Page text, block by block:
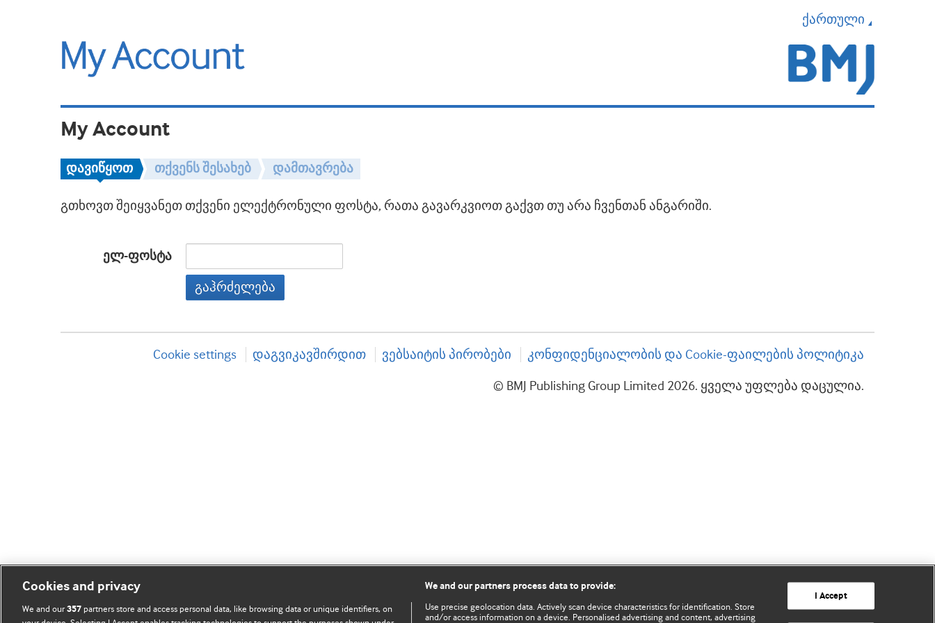
ქართული
My Account
დავიწყოთ თქვენს შესახებ დამთავრება
გთხოვთ შეიყვანეთ თქვენი ელექტრონული ფოსტა, რათა გავარკვიოთ გაქვთ თუ არა ჩვენთან ანგარიში.
ელ-ფოსტა
გაჰრძელება
Cookie settings დაგვიკავშირდით ვებსაიტის პირობები კონფიდენციალობის და Cookie-ფაილების პოლიტიკა
© BMJ Publishing Group Limited 2026. ყველა უფლება დაცულია.
Cookies and privacy
We and our357 partners store and access personal data, like browsing data or unique identifiers, on
We and our partners process data to provide:
Use precise geolocation data. Actively scan device characteristics for identification. Store
and/or access information on a device. Personalised advertising and content, advertising
I Accept